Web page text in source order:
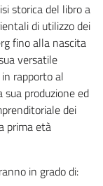
storica del libro a
di utilizzo dei
fino alla nascita
versatile
rapporto al
produzione ed
dei
prima età
in grado di: